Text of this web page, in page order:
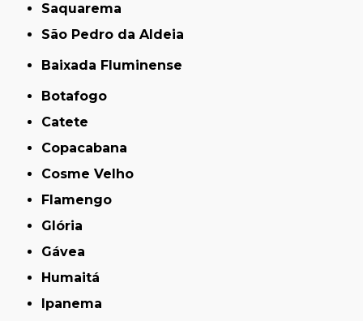
Saquarema
São Pedro da Aldeia
Baixada Fluminense
Botafogo
Catete
Copacabana
Cosme Velho
Flamengo
Glória
Gávea
Humaitá
Ipanema